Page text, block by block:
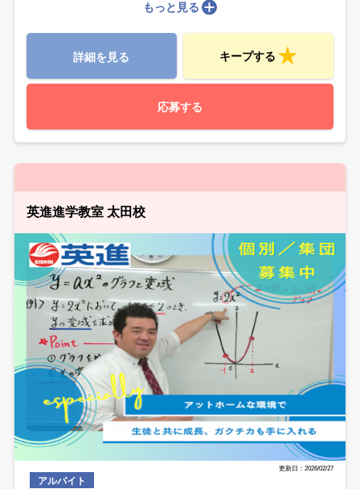
もっと見る
詳細を見る キープする
応募する
英進進学教室 太田校
更新日：2026/02/27
アルバイト